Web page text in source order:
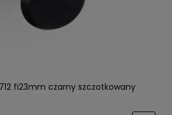
0712 fi23mm czarny szczotkowany